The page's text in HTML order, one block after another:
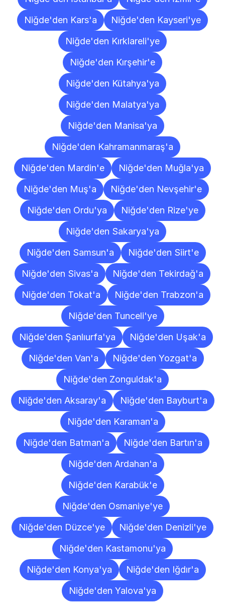
Niğde'den Kars'a
Niğde'den Kayseri'ye
Niğde'den Kırklareli'ye
Niğde'den Kırşehir'e
Niğde'den Kütahya'ya
Niğde'den Malatya'ya
Niğde'den Manisa'ya
Niğde'den Kahramanmaraş'a
Niğde'den Mardin'e
Niğde'den Muğla'ya
Niğde'den Muş'a
Niğde'den Nevşehir'e
Niğde'den Ordu'ya
Niğde'den Rize'ye
Niğde'den Sakarya'ya
Niğde'den Samsun'a
Niğde'den Siirt'e
Niğde'den Sivas'a
Niğde'den Tekirdağ'a
Niğde'den Tokat'a
Niğde'den Trabzon'a
Niğde'den Tunceli'ye
Niğde'den Şanlıurfa'ya
Niğde'den Uşak'a
Niğde'den Van'a
Niğde'den Yozgat'a
Niğde'den Zonguldak'a
Niğde'den Aksaray'a
Niğde'den Bayburt'a
Niğde'den Karaman'a
Niğde'den Batman'a
Niğde'den Bartın'a
Niğde'den Ardahan'a
Niğde'den Karabük'e
Niğde'den Osmaniye'ye
Niğde'den Düzce'ye
Niğde'den Denizli'ye
Niğde'den Kastamonu'ya
Niğde'den Konya'ya
Niğde'den Iğdır'a
Niğde'den Yalova'ya